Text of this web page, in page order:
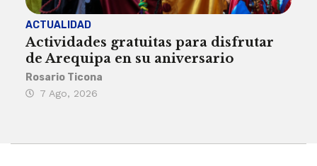
ACTUALIDAD
Actividades gratuitas para disfrutar
de Arequipa en su aniversario
Rosario Ticona
7 Ago, 2026